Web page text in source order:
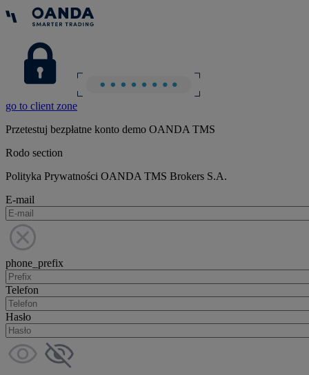
go to client zone
Przetestuj bezpłatne konto demo OANDA TMS
Rodo section
Polityka Prywatności OANDA TMS Brokers S.A.
E-mail
phone_prefix
Telefon
Hasło